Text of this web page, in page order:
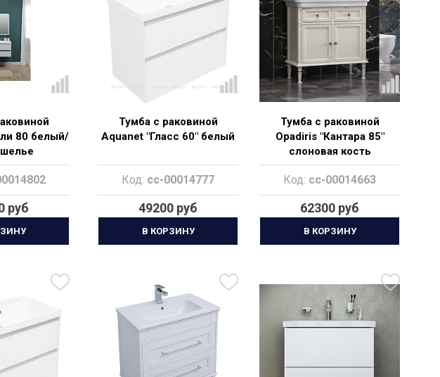
80 белый/
руб
Тумба с раковиной
Aquanet "Гласс 60" белый
Код: cc-00014777
49200 руб
В КОРЗИНУ
Тумба с раковиной
Opadiris "Кантара 85"
слоновая кость
Код: cc-00014663
62300 руб
В КОРЗИНУ